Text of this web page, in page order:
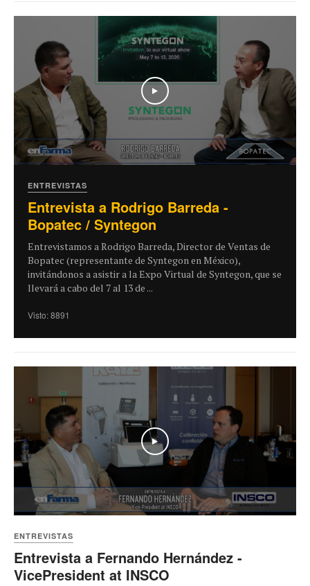
Play
ENTREVISTAS
Entrevista a Rodrigo Barreda -
Bopatec / Syntegon
Entrevistamos a Rodrigo Barreda, Director de Ventas de
Bopatec (representante de Syntegon en México),
invitándonos a asistir a la Expo Virtual de Syntegon, que se
llevará a cabo del 7 al 13 de ...
Visto: 8891
Play
ENTREVISTAS
Entrevista a Fernando Hernández -
VicePresident at INSCO